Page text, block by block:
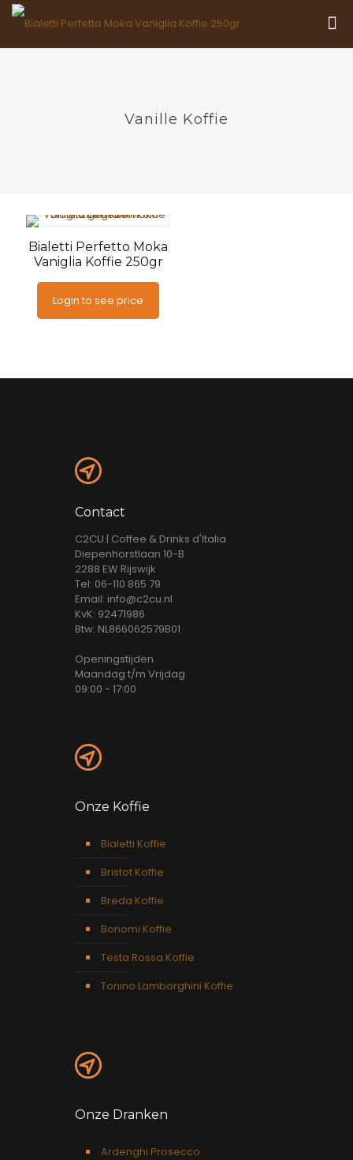
Vanille Koffie
Bialetti Perfetto Moka
Vaniglia Koffie 250gr
Login to see price
Contact
C2CU | Coffee & Drinks d'Italia
Diepenhorstlaan 10-B
2288 EW Rijswijk
Tel: 06-110 865 79
Email: info@c2cu.nl
KvK: 92471986
Btw: NL866062579B01
Openingstijden
Maandag t/m Vrijdag
09:00 - 17:00
Onze Koffie
Bialetti Koffie
Bristot Koffie
Breda Koffie
Bonomi Koffie
Testa Rossa Koffie
Tonino Lamborghini Koffie
Onze Dranken
Ardenghi Prosecco